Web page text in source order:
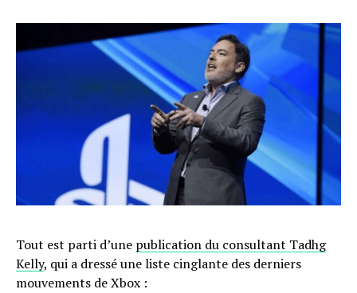
Tout est parti d’une publication du consultant Tadhg
Kelly, qui a dressé une liste cinglante des derniers
mouvements de Xbox :